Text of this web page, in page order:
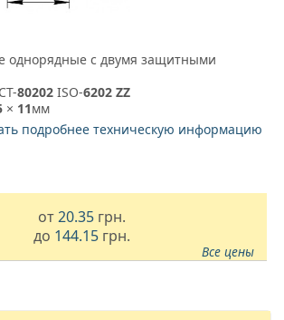
однорядные с двумя защитными
80202 ­ ISO-6202 ZZ
× 11мм
подробнее техническую информацию
от20.35грн.
до 144.15 грн.
Все цены